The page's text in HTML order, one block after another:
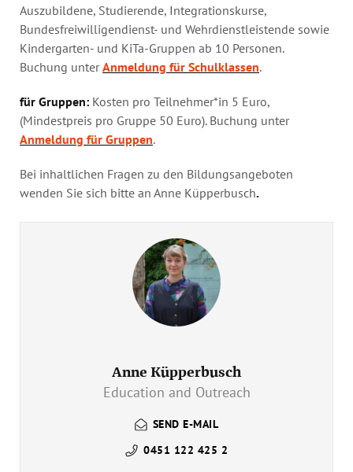
Auszubildene, Studierende, Integrationskurse,
Bundesfreiwilligendienst- und Wehrdienstleistende sowie
Kindergarten- und KiTa-Gruppen ab 10 Personen.
Buchung unterAnmeldung für Schulklassen.
für Gruppen: Kosten pro Teilnehmer*in 5 Euro,
(Mindestpreis pro Gruppe 50 Euro). Buchung unter
Anmeldung für Gruppen.
Bei inhaltlichen Fragen zu den Bildungsangeboten
wenden Sie sich bitte an Anne Küpperbusch.
Anne Küpperbusch
Education and Outreach
SEND E-MAIL
0451 122 425 2